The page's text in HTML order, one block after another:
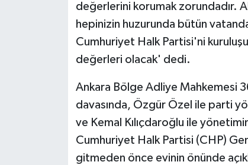
değerlerini korumak zorundadır.
hepinizin huzurunda bütün
Cumhuriyet Halk Partisi'ni
değerleri olacak' dedi.
Ankara Bölge Adliye Mahkemesi
davasında, Özgür Özel ile parti
ve Kemal Kılıçdaroğlu ile
Cumhuriyet Halk Partisi (CHP)
gitmeden önce evinin önünde